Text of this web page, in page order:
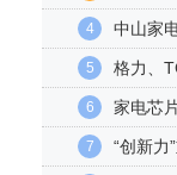
4 中山家
5 格力、
6 家电芯
7 “创新力